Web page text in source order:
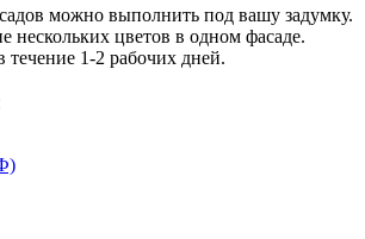
можно выполнить под вашу задумку.
нескольких цветов в одном фасаде.
течение 1-2 рабочих дней.